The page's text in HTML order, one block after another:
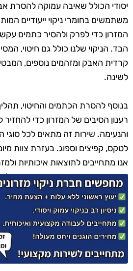
יסודי הכולל שאיבה עמוקה להסרת
משתמשים בחומרי ניקוי ייעודיים
המזרון כדי לפרק ולהסיר כתמים
הבד. הניקוי שלנו כולל גם חיטוי,
קרדית האבק ומזהמים נוספים,
לשינה.
בנוסף להסרת הכתמים והחיטוי,
רענון הסיבים של המזרון כדי
והנעימה. שירות זה מתאים לכל סוגי
לטקס, קפיצים וספוג. בעזרת צוות
אנו מתחייבים לתוצאות איכותיות
את חייו ומשפר את איכות השינה